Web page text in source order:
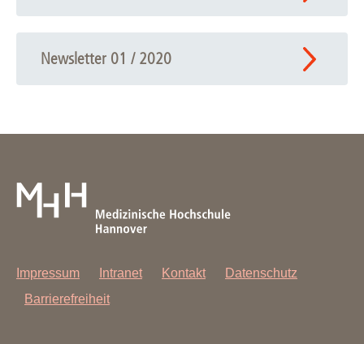
Newsletter 01 / 2020
Impressum Intranet Kontakt
Datenschutz
Barrierefreiheit